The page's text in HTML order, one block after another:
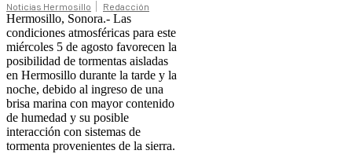
Noticias Hermosillo Redacción
Hermosillo, Sonora.- Las
condiciones atmosféricas para este
miércoles 5 de agosto favorecen la
posibilidad de tormentas aisladas
en Hermosillo durante la tarde y la
noche, debido al ingreso de una
brisa marina con mayor contenido
de humedad y su posible
interacción con sistemas de
tormenta provenientes de la sierra.